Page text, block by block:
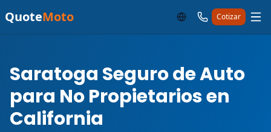
QuoteMoto Cotizar
Saratoga Seguro de Auto
para No Propietarios en
California